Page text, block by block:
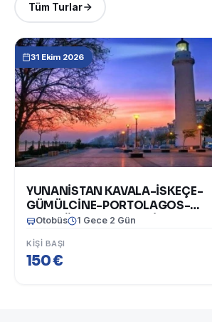
Tüm Turlar
31 Ekim 2026
YUNANİSTAN KAVALA-İSKEÇE-
GÜMÜLCİNE-PORTOLAGOS-
DEDEAĞAÇ TURU 31 EKİM-1 KASIM
Otobüs 1 Gece 2 Gün
KIŞI BAŞI
150 €